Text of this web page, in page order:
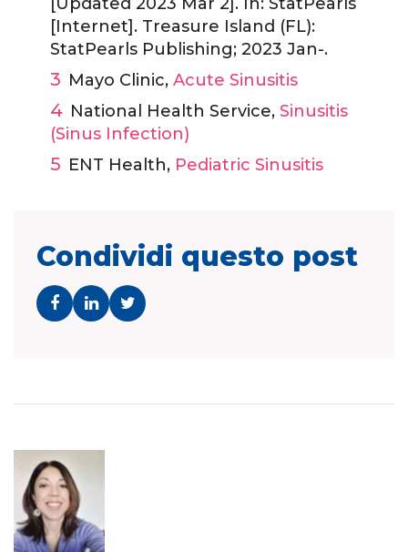
[Updated 2023 Mar 2]. In: StatPearls
[Internet]. Treasure Island (FL):
StatPearls Publishing; 2023 Jan-.
Mayo Clinic, Acute Sinusitis
National Health Service, Sinusitis
(Sinus Infection)
ENT Health, Pediatric Sinusitis
Condividi questo post